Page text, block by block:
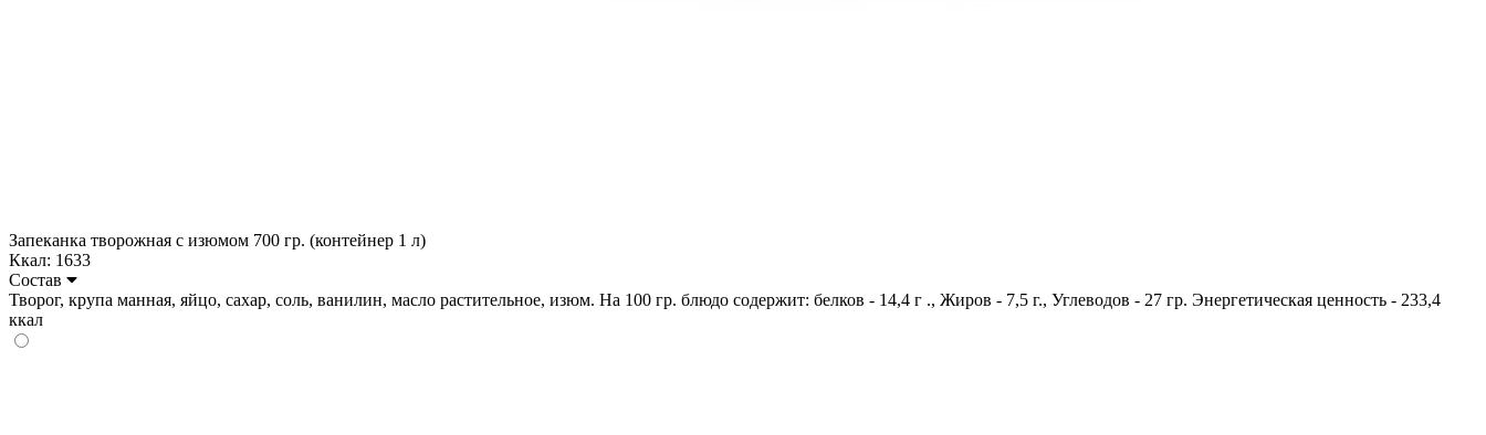
Запеканка творожная с изюмом 700 гр. (контейнер 1 л)
Ккал: 1633
Состав
Творог, крупа манная, яйцо, сахар, соль, ванилин, масло растительное, изюм. На 100 гр. блюдо содержит: белков - 14,4 г ., Жиров - 7,5 г., Углеводов - 27 гр. Энергетическая ценность - 233,4
ккал